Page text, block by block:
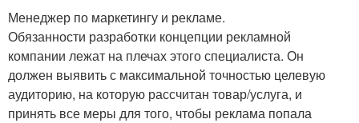
Менеджер по маркетингу и рекламе.
Обязанности разработки концепции рекламной
компании лежат на плечах этого специалиста. Он
должен выявить с максимальной точностью целевую
аудиторию, на которую рассчитан товар/услуга, и
принять все меры для того, чтобы реклама попала